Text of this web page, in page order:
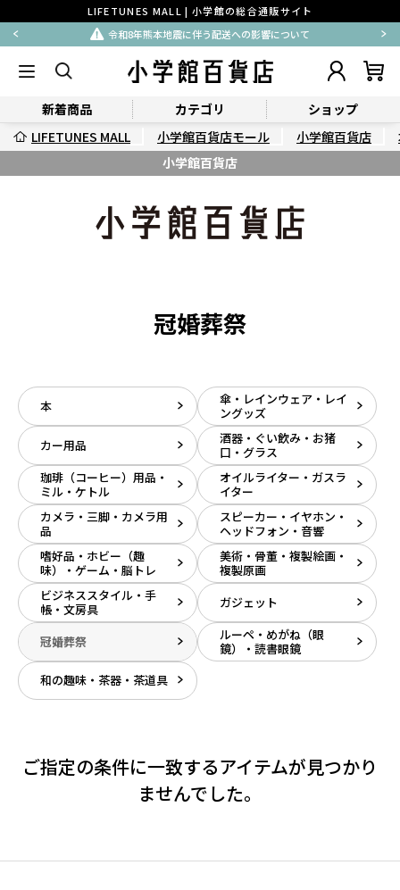
LIFETUNES MALL | 小学館の総合通販サイト
令和8年熊本地震に伴う配送への影響について
新着商品 カテゴリ
ショップ
LIFETUNES MALL
小学館百貨店モール 小学館百貨店
小学館百貨店
冠婚葬祭
本
傘・レインウェア・レイ
ングッズ
カー用品
酒器・ぐい飲み・お猪
口・グラス
珈琲（コーヒー）用品・
ミル・ケトル
オイルライター・ガスラ
イター
カメラ・三脚・カメラ用
品
スピーカー・イヤホン・
ヘッドフォン・音響
嗜好品・ホビー（趣
味）・ゲーム・脳トレ
美術・骨董・複製絵画・
複製原画
ビジネススタイル・手
帳・文房具
ガジェット
冠婚葬祭
ルーペ・めがね（眼
鏡）・読書眼鏡
和の趣味・茶器・茶道具
ご指定の条件に一致するアイテムが見つかり
ませんでした。